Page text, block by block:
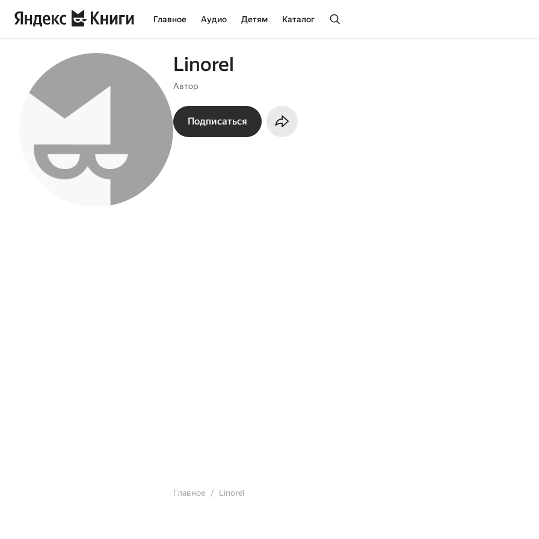
Главное Аудио Детям Каталог
Linorel
Автор
Подписаться
Главное Linorel